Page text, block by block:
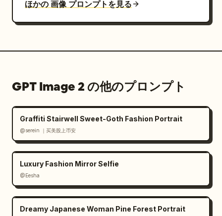
ほかの 画像 プロンプトを見る
GPT Image 2 の他のプロンプト
Graffiti Stairwell Sweet-Goth Fashion Portrait
@serein ｜买美股上币安
Luxury Fashion Mirror Selfie
@Eesha
Dreamy Japanese Woman Pine Forest Portrait